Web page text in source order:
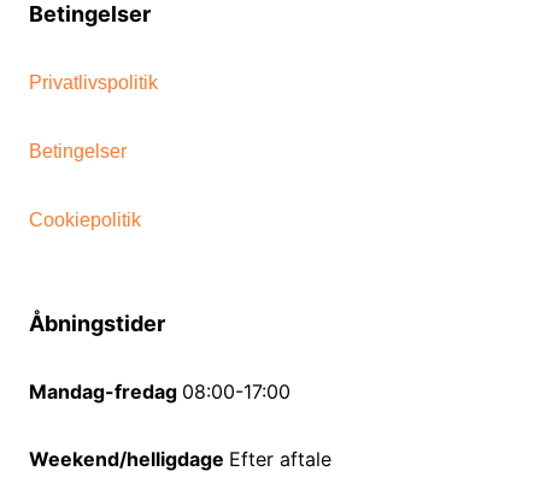
Betingelser
Privatlivspolitik
Betingelser
Cookiepolitik
Åbningstider
Mandag-fredag 08:00-17:00
Weekend/helligdage Efter aftale